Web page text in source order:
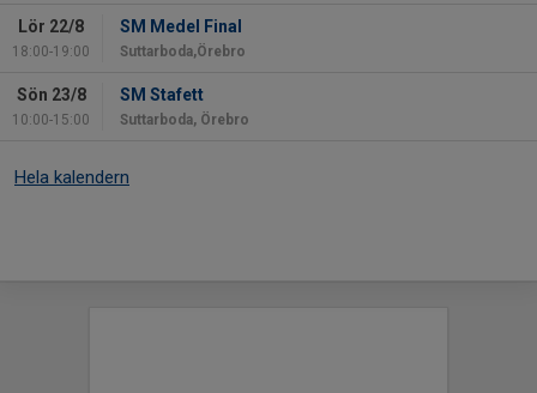
Lör 22/8
18:00-19:00
SM Medel Final
Suttarboda,Örebro
Sön 23/8
10:00-15:00
SM Stafett
Suttarboda, Örebro
Hela kalendern